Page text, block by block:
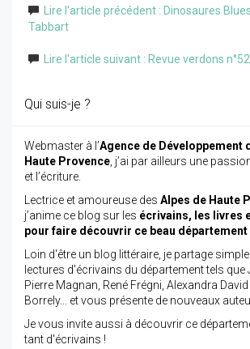
Lire l'article précédent : Dinosaures
Tabbart
Lire l'article suivant : Revue verdons
Qui suis-je ?
Webmaster à l’Agence de Développement
Haute Provence , j’ai par ailleurs une
et l’écriture.
Lectrice et amoureuse des Alpes de Haute
j’anime ce blog sur les écrivains, les livres
pour faire découvrir ce beau
Loin d'être un blog littéraire, je partage
lectures d'écrivains du département tels que
Pierre Magnan, René Frégni, Alexandra
Borrely... et vous présente de nouveaux
Je vous invite aussi à découvrir ce
tant d'écrivains !